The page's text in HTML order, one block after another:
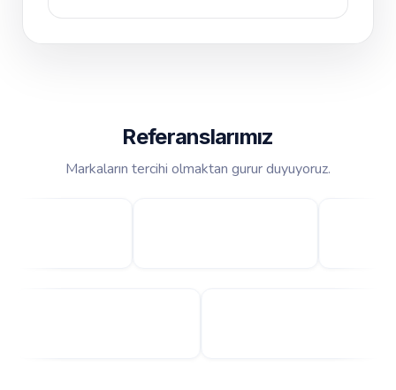
Referanslarımız
Markaların tercihi olmaktan gurur duyuyoruz.